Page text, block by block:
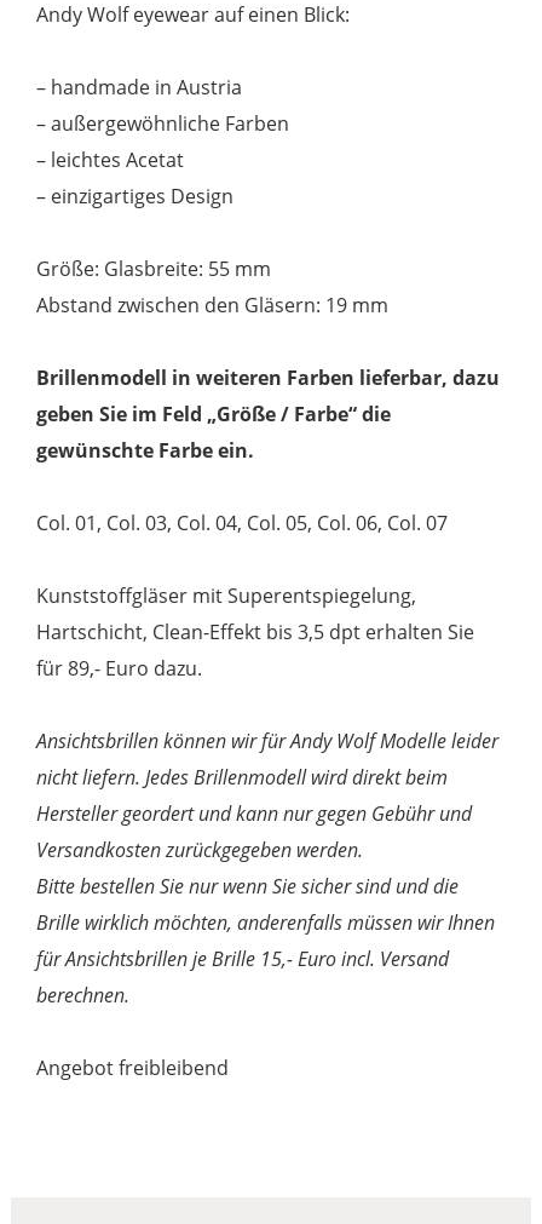
Andy Wolf eyewear auf einen Blick:
– handmade in Austria
– außergewöhnliche Farben
– leichtes Acetat
– einzigartiges Design
Größe: Glasbreite: 55 mm
Abstand zwischen den Gläsern: 19 mm
Brillenmodell in weiteren Farben lieferbar, dazu
geben Sie im Feld „Größe / Farbe“ die
gewünschte Farbe ein.
Col. 01, Col. 03, Col. 04, Col. 05, Col. 06, Col. 07
Kunststoffgläser mit Superentspiegelung,
Hartschicht, Clean-Effekt bis 3,5 dpt erhalten Sie
für 89,- Euro dazu.
Ansichtsbrillen können wir für Andy Wolf Modelle leider
nicht liefern. Jedes Brillenmodell wird direkt beim
Hersteller geordert und kann nur gegen Gebühr und
Versandkosten zurückgegeben werden.
Bitte bestellen Sie nur wenn Sie sicher sind und die
Brille wirklich möchten, anderenfalls müssen wir Ihnen
für Ansichtsbrillen je Brille 15,- Euro incl. Versand
berechnen.
Angebot freibleibend